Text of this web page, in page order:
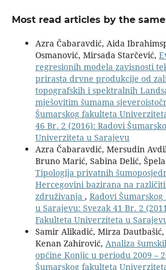
Most read articles by the
Azra Čabaravdić, Aida
Osmanović, Mirsada Starčević,
regresionih modela zavisnosti
prirasta drvne produkcije od
topografskih i spektralnih
mješovitim šumama
Šumarskog fakulteta
46 Br. 2 (2016): Radovi
Univerziteta u Sarajevu
Azra Čabaravdić, Mersudin
Bruno Marić, Sabina Delić,
Tipologija privatnih
Hercegovini bazirana na
združivanja , Radovi
u Sarajevu: Svezak 41 Br. 2
Fakulteta Univerziteta u
Samir Alikadić, Mirza
Kenan Zahirović, Analiza
općine Konjic u periodu 2009 –
Šumarskog fakulteta